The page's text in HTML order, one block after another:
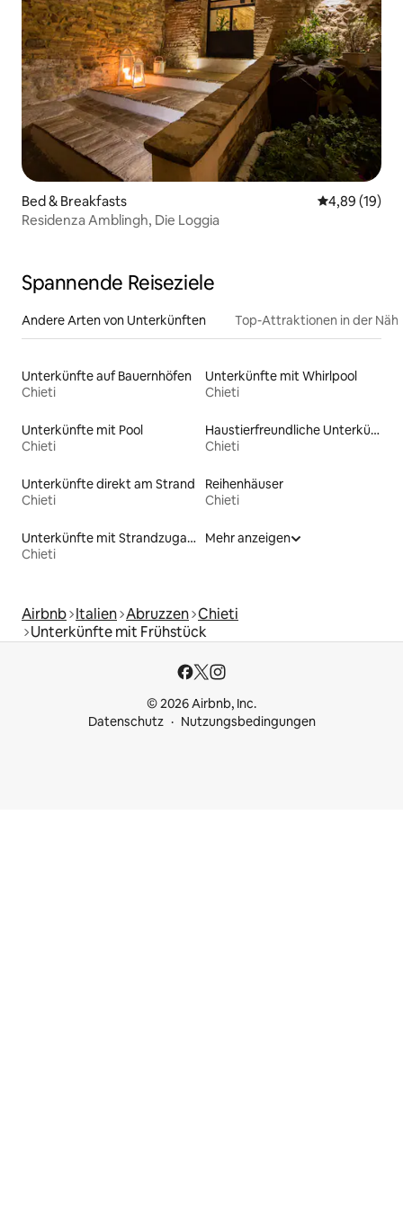
Bed & Breakfasts
4,89 (19)
Residenza Amblingh, Die Loggia
Spannende Reiseziele
Andere Arten von Unterkünften Top-Attraktionen in der
Unterkünfte auf Bauernhöfen
Chieti
Unterkünfte mit Whirlpool
Chieti
Unterkünfte mit Pool
Chieti
Haustierfreundliche Unterkünfte
Chieti
Unterkünfte direkt am Strand
Chieti
Reihenhäuser
Chieti
Unterkünfte mit Strandzugang
Chieti
Mehr anzeigen
Airbnb Italien Abruzzen Chieti
Unterkünfte mit Frühstück
© 2026 Airbnb, Inc.
Datenschutz
Nutzungsbedingungen